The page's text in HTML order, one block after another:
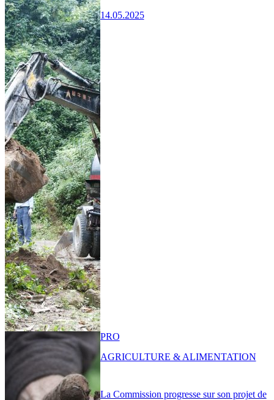
14.05.2025
La Commission progresse sur son projet de
PRO
AGRICULTURE & ALIMENTATION